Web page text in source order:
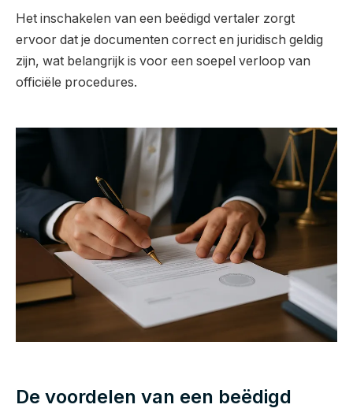
Het inschakelen van een beëdigd vertaler zorgt
ervoor dat je documenten correct en juridisch geldig
zijn, wat belangrijk is voor een soepel verloop van
officiële procedures.
De voordelen van een beëdigd